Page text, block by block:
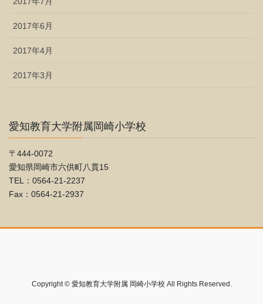
2017年6月
2017年4月
2017年3月
愛知教育大学附属岡崎小学校
〒444-0072
愛知県岡崎市六供町八貫15
TEL：0564-21-2237
Fax：0564-21-2937
Copyright © 愛知教育大学附属 岡崎小学校 All Rights Reserved.